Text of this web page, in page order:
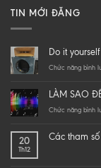
TIN MỚI ĐĂNG
Do it
Chức năng bình
LÀM SAO
Chức năng bình
20
Th12
Các tham